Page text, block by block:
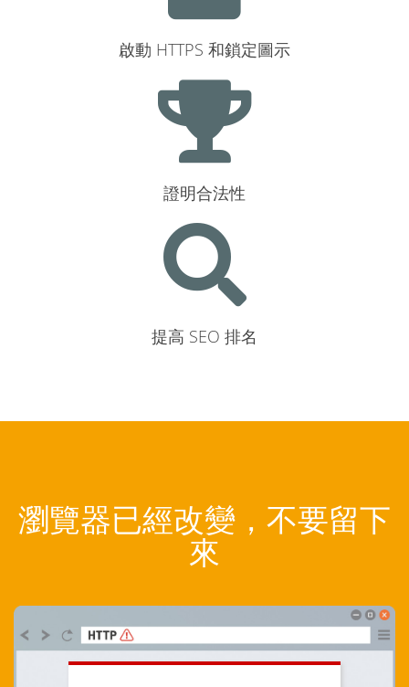
啟動 HTTPS 和鎖定圖示
證明合法性
提高 SEO 排名
瀏覽器已經改變，不要留下
來